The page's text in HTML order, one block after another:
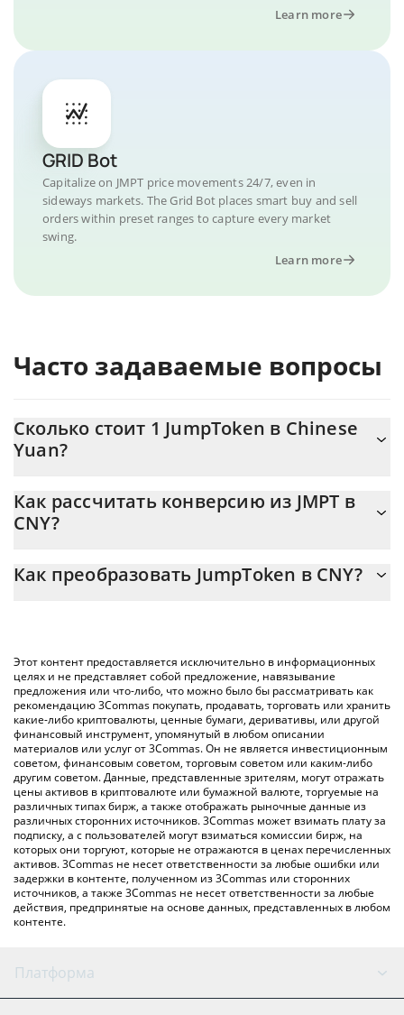
Learn more
GRID Bot
Capitalize on JMPT price movements 24/7, even in
sideways markets. The Grid Bot places smart buy and sell
orders within preset ranges to capture every market
swing.
Learn more
Часто задаваемые вопросы
Сколько стоит 1 JumpToken в Chinese
Yuan?
На данный момент 1 JumpToken равно 3.4 {toSymbol
Как рассчитать конверсию из JMPT в
CNY?
рассчитать цену конвертации JMPT в CNY, просто введя
Вы также можете использовать приведенную выше таблицу
цен JumpToken, чтобы проверить последние цены на
JumpToken в основных фиатных и криптовалютах.
Как преобразовать JumpToken в CNY?
Этот контент предоставляется исключительно в информационных
целях и не представляет собой предложение, навязывание
предложения или что-либо, что можно было бы рассматривать как
рекомендацию 3Commas покупать, продавать, торговать или хранить
какие-либо криптовалюты, ценные бумаги, деривативы, или другой
финансовый инструмент, упомянутый в любом описании
материалов или услуг от 3Commas. Он не является инвестиционным
советом, финансовым советом, торговым советом или каким-либо
другим советом. Данные, представленные зрителям, могут отражать
цены активов в криптовалюте или бумажной валюте, торгуемые на
различных типах бирж, а также отображать рыночные данные из
различных сторонних источников. 3Commas может взимать плату за
подписку, а с пользователей могут взиматься комиссии бирж, на
которых они торгуют, которые не отражаются в ценах перечисленных
активов. 3Commas не несет ответственности за любые ошибки или
задержки в контенте, полученном из 3Commas или сторонних
источников, а также 3Commas не несет ответственности за любые
действия, предпринятые на основе данных, представленных в любом
контенте.
Платформа